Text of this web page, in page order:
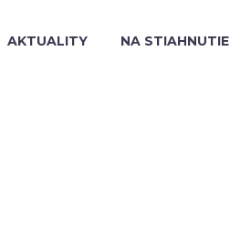
AKTUALITY NA STIAHNUTIE